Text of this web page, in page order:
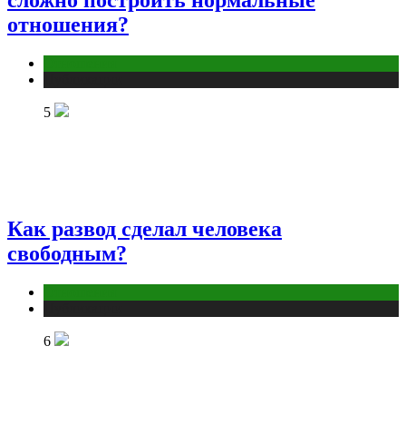
отношения?
5
Как развод сделал человека
свободным?
6